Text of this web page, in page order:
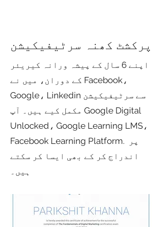
پرکشٹ کھنہ سرٹیفیکیشن
اپنے 6 سال کے پیشہ ورانہ کیریئر
کے دوران، میں نے Facebook،
Google، Linkedin سے سرٹیفیکیشن
مکمل کیے ہیں۔ آپ Google Digital
Unlocked، Google Learning LMS،
Facebook Learning Platform. پر
اندراج کر کے بھی ایسا کر سکتے
ہیں۔